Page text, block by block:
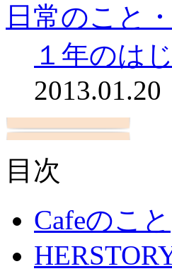
日常のこと
１年のは
2013.01.20
目次
Cafeのこと